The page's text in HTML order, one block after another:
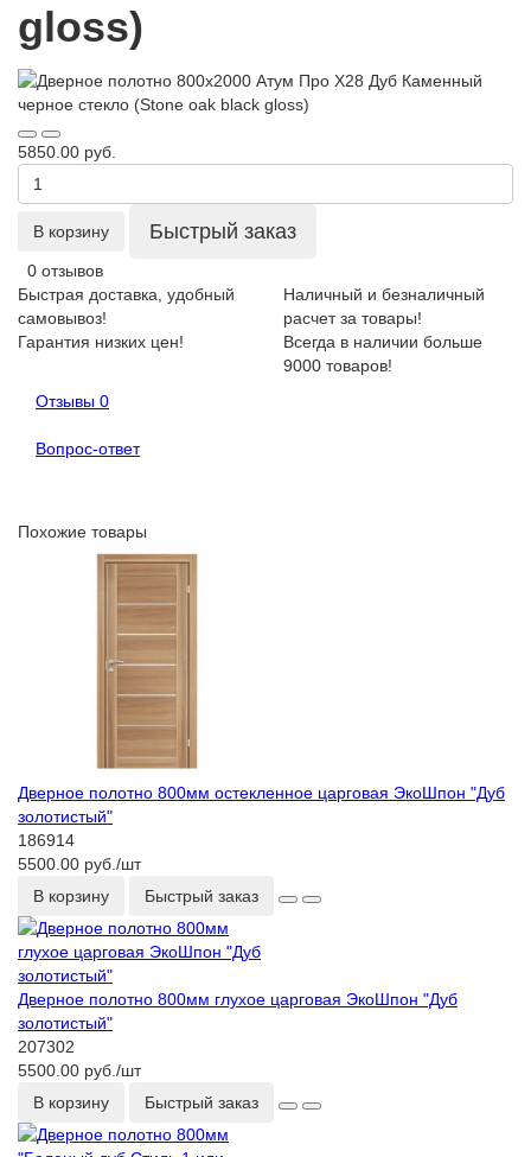
gloss)
5850.00 руб.
В корзину Быстрый заказ
0 отзывов
Быстрая доставка, удобный
самовывоз!
Наличный и безналичный
расчет за товары!
Гарантия низких цен!
Всегда в наличии больше
9000 товаров!
Отзывы 0
Вопрос-ответ
Похожие товары
Дверное полотно 800мм остекленное царговая ЭкоШпон "Дуб
золотистый"
186914
5500.00 руб./шт
В корзину
Быстрый заказ
Дверное полотно 800мм глухое царговая ЭкоШпон "Дуб
золотистый"
207302
5500.00 руб./шт
В корзину
Быстрый заказ